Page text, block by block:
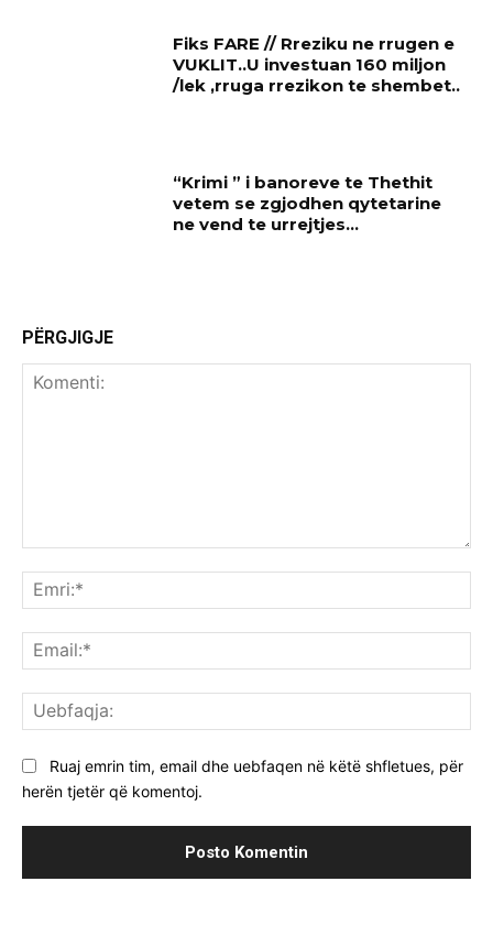
Fiks FARE // Rreziku ne rrugen e
VUKLIT..U investuan 160 miljon
/lek ,rruga rrezikon te shembet..
“Krimi ” i banoreve te Thethit
vetem se zgjodhen qytetarine
ne vend te urrejtjes…
PËRGJIGJE
Ruaj emrin tim, email dhe uebfaqen në këtë shfletues, për
herën tjetër që komentoj.